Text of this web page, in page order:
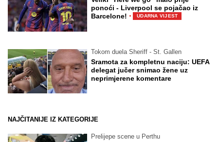
ponoći - Liverpool se pojačao iz
Barcelone! · UDARNA VIJEST
Tokom duela Sheriff - St. Gallen
Sramota za kompletnu naciju: UEFA
delegat jučer snimao žene uz
neprimjerene komentare
NAJČITANIJE IZ KATEGORIJE
Prelijepe scene u Perthu